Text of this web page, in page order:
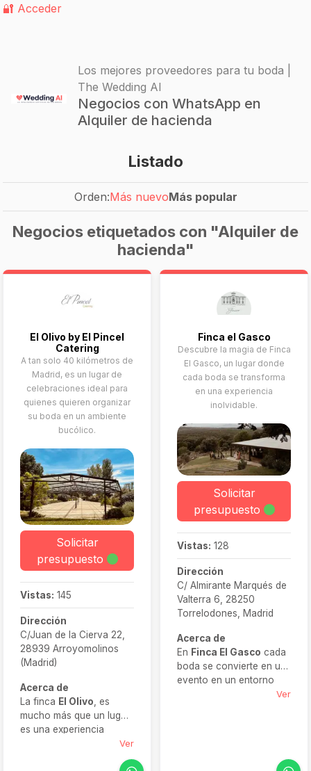
🔐 Acceder
Los mejores proveedores para tu boda |
The Wedding AI
Negocios con WhatsApp en
Alquiler de hacienda
Listado
Orden:Más nuevoMás popular
Negocios etiquetados con "Alquiler de
hacienda"
El Olivo by El Pincel
Catering
A tan solo 40 kilómetros de
Madrid, es un lugar de
celebraciones ideal para
quienes quieren organizar
su boda en un ambiente
bucólico.
Solicitar
presupuesto
Vistas: 145
Dirección
C/Juan de la Cierva 22,
28939 Arroyomolinos
(Madrid)
Acerca de
La finca El Olivo , es
mucho más que un lugar:
es una experiencia
Rodeada de vegetación,
Ver
Finca el Gasco
Descubre la magia de Finca
El Gasco, un lugar donde
cada boda se transforma
en una experiencia
inolvidable.
Solicitar
presupuesto
Vistas: 128
Dirección
C/ Almirante Marqués de
Valterra 6, 28250
Torrelodones, Madrid
Acerca de
En Finca El Gasco cada
boda se convierte en un
evento en un entorno
salones con encanto. Su
Ver